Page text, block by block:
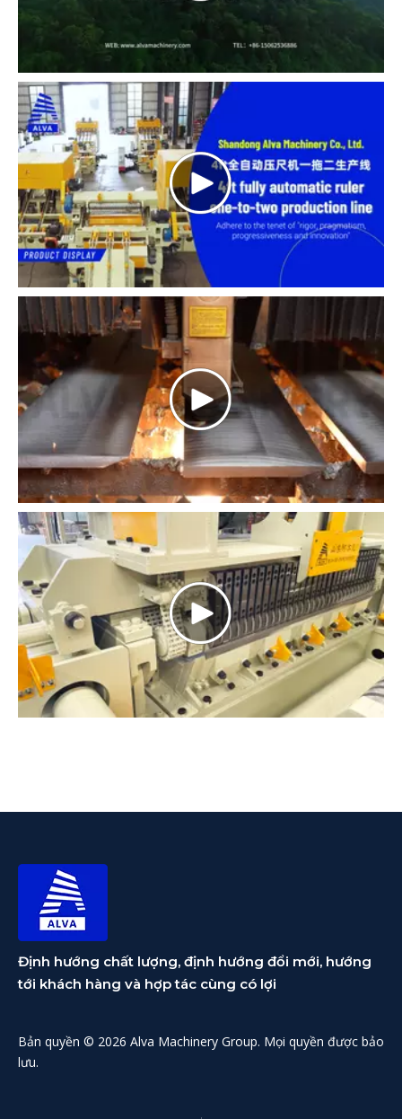
Định hướng chất lượng, định hướng đổi mới, hướng
tới khách hàng và hợp tác cùng có lợi
Bản quyền © 2026 Alva Machinery Group. Mọi quyền được bảo
lưu.